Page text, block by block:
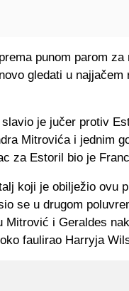
punom parom
gledati u najjačem
je jučer protiv
Mitrovića i jednim
za Estoril bio je
koji je obilježio ovu
se u drugom
Mitrović i Geraldes
faulirao Harryja